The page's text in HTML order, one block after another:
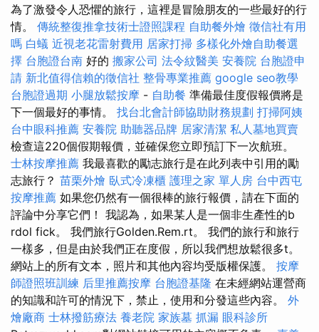
為了激發令人恐懼的旅行，這裡是冒險朋友的一些最好的行
情。 傳統整復推拿技術士證照課程 自助餐外燴 徵信社有用
嗎 白蟻 近視老花雷射費用 居家打掃 多樣化外燴自助餐選
擇 台胞證台南 好的 搬家公司 法令紋醫美 安養院 台胞證申
請 新北值得信賴的徵信社 整骨專業推薦 google seo教學
台胞證過期 小腿放鬆按摩 - 自助餐 準備最佳度假報價將是
下一個最好的事情。 找台北會計師協助財務規劃 打掃阿姨
台中眼科推薦 安養院 助聽器品牌 居家清潔 私人墓地買賣
檢查這220個假期報價，並確保您立即預訂下一次航班。
士林按摩推薦 我最喜歡的勵志旅行是在此列表中引用的勵
志旅行？ 苗栗外燴 臥式冷凍櫃 護理之家 單人房 台中西屯
按摩推薦 如果您仍然有一個很棒的旅行報價，請在下面的
評論中分享它們！ 我認為，如果某人是一個非生產性的b
rdol fick。 我們旅行Golden.Rem.rt。 我們的旅行和旅行
一樣多，但是由於我們正在度假，所以我們想放鬆很多t。
網站上的所有文本，照片和其他內容均受版權保護。 按摩
師證照班訓練 后里推薦按摩 台胞證基隆 在未經網站運營商
的知識和許可的情況下，禁止，使用和分發這些內容。 外
燴廠商 士林撥筋療法 養老院 家族墓 抓漏 眼科診所